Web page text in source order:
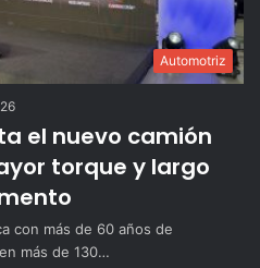
Automotriz
el nuevo camión
torque y largo
con más de 60 años de
más de 130…